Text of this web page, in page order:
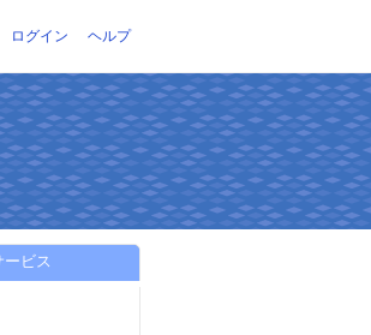
ログイン ヘルプ
ビス